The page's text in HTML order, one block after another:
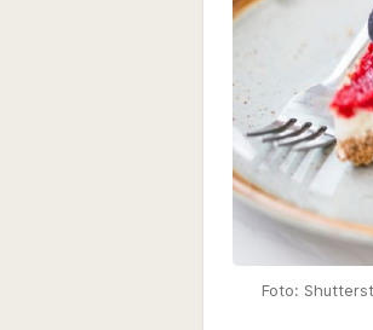
Foto: